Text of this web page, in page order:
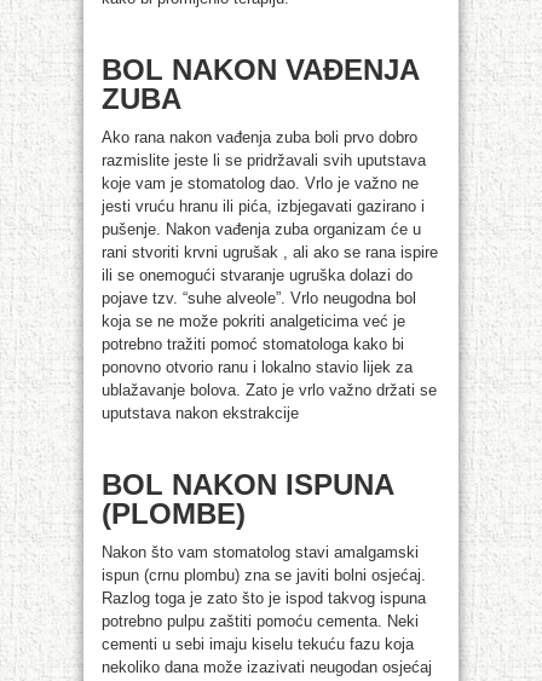
BOL NAKON VAĐENJA
ZUBA
Ako rana nakon vađenja zuba boli prvo dobro
razmislite jeste li se pridržavali svih uputstava
koje vam je stomatolog dao. Vrlo je važno ne
jesti vruću hranu ili pića, izbjegavati gazirano i
pušenje. Nakon vađenja zuba organizam će u
rani stvoriti krvni ugrušak , ali ako se rana ispire
ili se onemogući stvaranje ugruška dolazi do
pojave tzv. “suhe alveole”. Vrlo neugodna bol
koja se ne može pokriti analgeticima već je
potrebno tražiti pomoć stomatologa kako bi
ponovno otvorio ranu i lokalno stavio lijek za
ublažavanje bolova. Zato je vrlo važno držati se
uputstava nakon ekstrakcije
BOL NAKON ISPUNA
(PLOMBE)
Nakon što vam stomatolog stavi amalgamski
ispun (crnu plombu) zna se javiti bolni osjećaj.
Razlog toga je zato što je ispod takvog ispuna
potrebno pulpu zaštiti pomoću cementa. Neki
cementi u sebi imaju kiselu tekuću fazu koja
nekoliko dana može izazivati neugodan osjećaj